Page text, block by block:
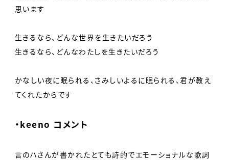
思います
生きるなら、どんな世界を生きたいだろう
生きるなら、どんなわたしを生きたいだろう
かなしい夜に眠られる、さみしいよるに眠られる、君が教え
てくれたからです
・keeno コメント
言のハさんが書かれたとても詩的でエモーショナルな歌詞